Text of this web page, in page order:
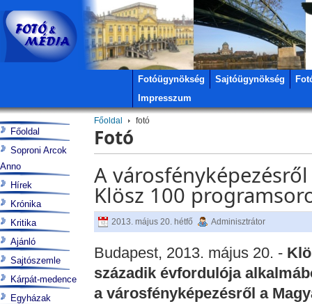
Fotóügynökség Sajtóügynökség
Impresszum
Főoldal fotó
Fotó
A
Klösz 100
2013. május 20. hétfő Adminisztrátor
Budapest, 2013. május 20. -
századik évfordulója
a városfényképezésről a
Főoldal
Soproni Arcok
Anno
Hírek
Krónika
Kritika
Ajánló
Sajtószemle
Kárpát-medence
Egyházak